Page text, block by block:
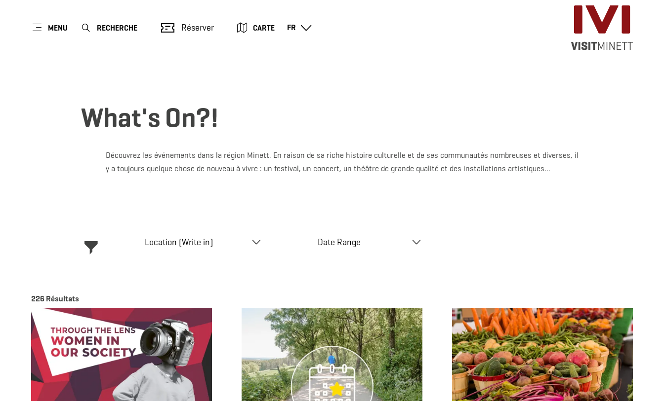
MENU RECHERCHE Réserver CARTE FR
What's On?!
Découvrez les événements dans la région Minett. En raison de sa riche histoire culturelle et de ses communautés nombreuses et diverses, il
y a toujours quelque chose de nouveau à vivre : un festival, un concert, un théâtre de grande qualité et des installations artistiques...
Location (Write in) Date Range
226 Résultats